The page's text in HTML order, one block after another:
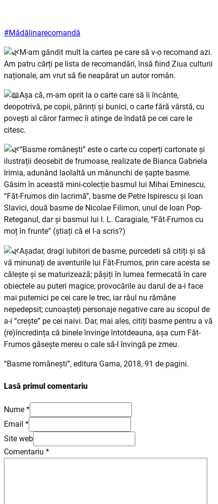
#Mădălinarecomandă
M-am gândit mult la cartea pe care să v-o recomand azi.
Am patru cărți pe lista de recomandări, însă fiind Ziua culturii
naționale, am vrut să fie neapărat un autor român.
Așa că, m-am oprit la o carte care să îi încânte,
deopotrivă, pe copii, părinți și bunici, o carte fără vârstă, cu
povești al căror farmec îi atinge de îndată pe cei care le
citesc.
“Basme românești” este o carte cu coperți cartonate și
ilustrații deosebit de frumoase, realizate de Bianca Gabriela
Irimia, adunând laolaltă un mănunchi de șapte basme.
Găsim în această mini-colecție basmul lui Mihai Eminescu,
“Făt-Frumos din lacrimă”, basme de Petre Ispirescu și Ioan
Slavici, două basme de Nicolae Filimon, unul de Ioan Pop-
Reteganul, dar și basmul lui I. L. Caragiale, “Făt-Frumos cu
moț în frunte” (știați că el l-a scris?)
Așadar, dragi iubitori de basme, purcedeti să citiți și să
vă minunați de aventurile lui Făt-Frumos, prin care acesta se
călește și se maturizează; pășiți în lumea fermecată în care
obiectele au puteri magice, provocările au darul de a-i face
mai puternici pe cei care le trec, iar răul nu rămâne
nepedepsit; cunoașteți personaje negative care au scopul de
a-i “crește” pe cei naivi. Dar, mai ales, citiți basme pentru a vă
(re)încredința că binele învinge întotdeauna, așa cum Făt-
Frumos găsește mereu o cale să-l învingă pe zmeu.
“Basme românești”, editura Gama, 2018, 91 de pagini.
Lasă primul comentariu
Nume *
Email *
Site web
Comentariu *